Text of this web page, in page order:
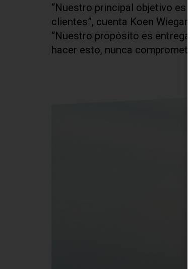
“Nuestro principal objetivo
clientes”, cuenta Koen
“Nuestro propósito es
hacer esto, nunca